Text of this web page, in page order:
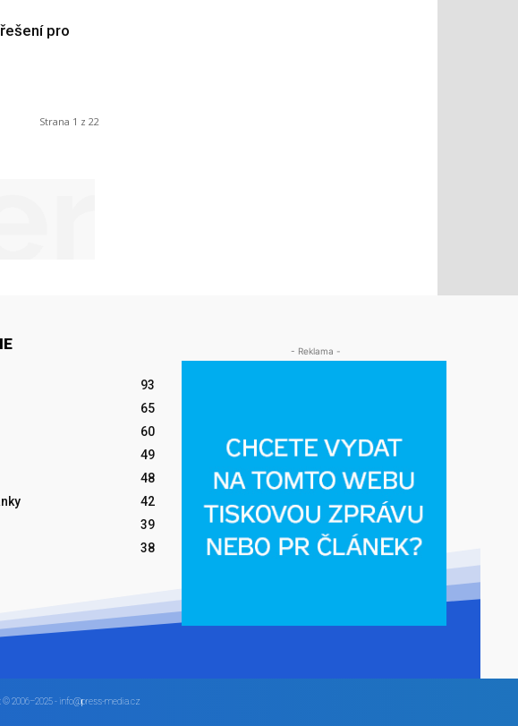
pro
Strana 1 z 22
93
65
60
49
48
42
39
38
- Reklama -
© 2006–2025 - info@press-media.cz